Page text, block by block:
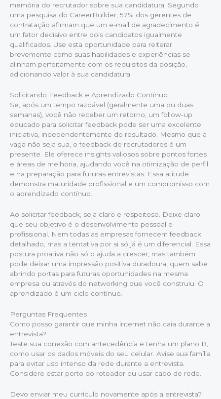
memória do recrutador sobre sua candidatura. Segundo
uma pesquisa do CareerBuilder, 57% dos gerentes de
contratação afirmam que um e-mail de agradecimento é
um fator decisivo entre dois candidatos igualmente
qualificados. Use esta oportunidade para reiterar
brevemente como suas habilidades e experiências se
alinham perfeitamente com os requisitos da posição,
adicionando valor à sua candidatura.
Solicitando Feedback e Aprendizado Contínuo
Se, após um tempo razoável (geralmente uma ou duas
semanas), você não receber um retorno, um follow-up
educado para solicitar feedback pode ser uma excelente
iniciativa, independentemente do resultado. Mesmo que a
vaga não seja sua, o feedback de recrutadores é um
presente. Ele oferece insights valiosos sobre pontos fortes
e áreas de melhoria, ajudando você na otimização de perfil
e na preparação para futuras entrevistas. Essa atitude
demonstra maturidade profissional e um compromisso com
o aprendizado contínuo.
Ao solicitar feedback, seja claro e respeitoso. Deixe claro
que seu objetivo é o desenvolvimento pessoal e
profissional. Nem todas as empresas fornecem feedback
detalhado, mas a tentativa por si só já é um diferencial. Essa
postura proativa não só o ajuda a crescer, mas também
pode deixar uma impressão positiva duradoura, quem sabe
abrindo portas para futuras oportunidades na mesma
empresa ou através do networking que você construiu. O
aprendizado é um ciclo contínuo.
Perguntas Frequentes
Como posso garantir que minha internet não caia durante a
entrevista?
Teste sua conexão com antecedência e tenha um plano B,
como usar os dados móveis do seu celular. Avise sua família
para evitar uso intenso da rede durante a entrevista.
Considere estar perto do roteador ou usar cabo de rede.
Devo enviar meu currículo novamente após a entrevista?